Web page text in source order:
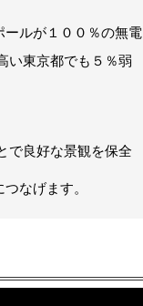
ールが１００％の無電
い東京都でも５％弱
で良好な景観を保全
なげます。